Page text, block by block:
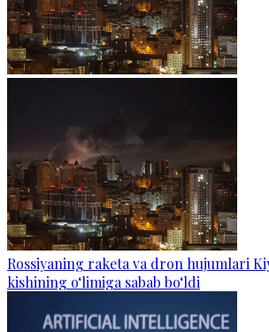
Rossiyaning raketa va dron hujumlari
kishining o‘limiga sabab bo‘ldi